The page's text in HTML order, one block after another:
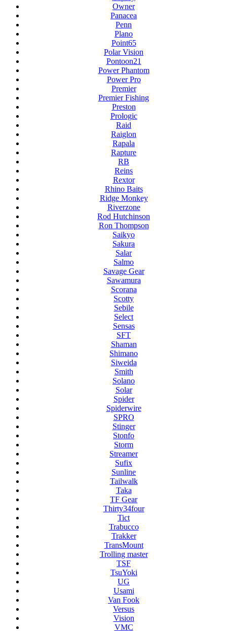
Owner
Panacea
Penn
Plano
Point65
Polar Vision
Pontoon21
Power Phantom
Power Pro
Premier
Premier Fishing
Preston
Prologic
Raid
Raiglon
Rapala
Rapture
RB
Reins
Rextor
Rhino Baits
Ridge Monkey
Riverzone
Rod Hutchinson
Ron Thompson
Saikyo
Sakura
Salar
Salmo
Savage Gear
Sawamura
Scorana
Scotty
Sebile
Select
Sensas
SFT
Shaman
Shimano
Siweida
Smith
Solano
Solar
Spider
Spiderwire
SPRO
Stinger
Stonfo
Storm
Streamer
Sufix
Sunline
Tailwalk
Taka
TF Gear
Thirty34four
Tict
Trabucco
Trakker
TransMount
Trolling master
TSF
TsuYoki
UG
Usami
Van Fook
Versus
Vision
VMC